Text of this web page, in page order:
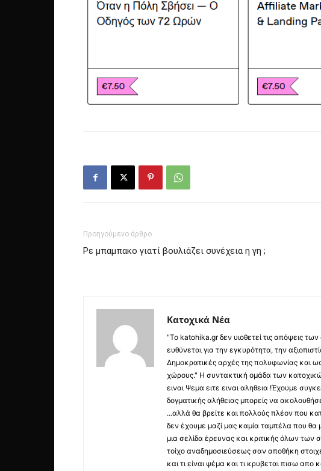
Προηγούμενο άρθρο
Ρε μπαμπακο γιατί βουλιάζει συνέχεια η γη ;
Κατοχικά Νέα
"Το katohika.gr δεν υιοθετεί τις απόψεις
ευθύνεται για την εγκυρότητα, την
Δημοκρατικές αρχές της πολυφωνίας και
χώρους." Η συντακτική ομάδα των
ειναι Ψεμα ειτε ειναι αληθεια !Έχουμε
δογματικής αλήθειας μπορείς να
...αλλά θα βρείτε και πολλούς πλέον που
δεν έχουμε μαζί μας καμία ταμπέλα που θα
μια σελίδα έρευνας και κριτικής όλων των
τοίχο αναδημοσιεύσεως σαν αποθήκη
και τι είναι ψέμα και τι κρυβεται πισω